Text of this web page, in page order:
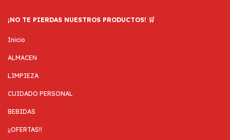
¡NO TE PIERDAS NUESTROS PRODUCTOS! 🛒
Inicio
ALMACEN
LIMPIEZA
CUIDADO PERSONAL
BEBIDAS
¡¡OFERTAS!!